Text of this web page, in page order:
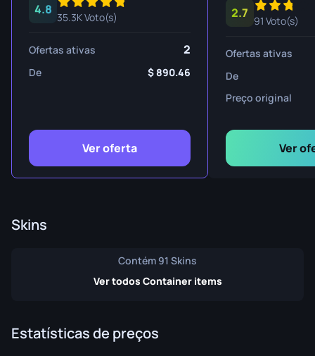
4.8
35.3K Voto(s)
Ofertas ativas 2
De 890.46
Ver oferta
2.7
91 Voto(s)
Ofertas ativas
De
Preço original
Ver
Skins
Contém 91 Skins
Ver todos Container items
Estatísticas de preços